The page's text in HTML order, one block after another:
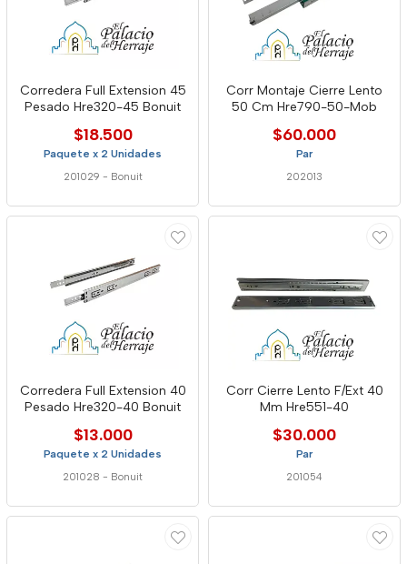
Corredera Full Extension 45
Pesado Hre320-45 Bonuit
$18.500
Paquete x 2 Unidades
201029 - Bonuit
Corr Montaje Cierre Lento
50 Cm Hre790-50-Mob
$60.000
Par
202013
Corredera Full Extension 40
Pesado Hre320-40 Bonuit
$13.000
Paquete x 2 Unidades
201028 - Bonuit
Corr Cierre Lento F/Ext 40
Mm Hre551-40
$30.000
Par
201054